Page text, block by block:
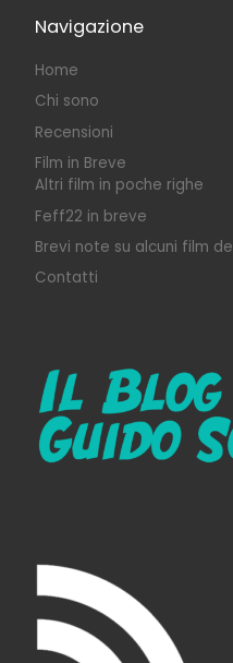
Navigazione
Home
Chi sono
Recensioni
Film in Breve
Altri film in poche righe
Feff22 in breve
Brevi note su alcuni film
Contatti